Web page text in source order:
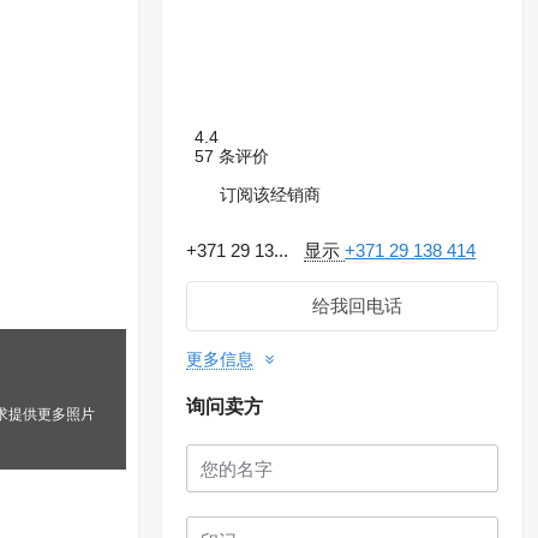
提供更多照片
4.4
57 条评价
订阅该经销商
+371 29 13... 显示+371 29 138 414
给我回电话
更多信息
询问卖方